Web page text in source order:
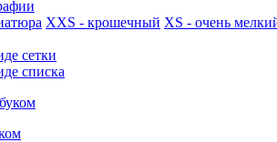
XXS - крошечный XS - очень
сетки
списка